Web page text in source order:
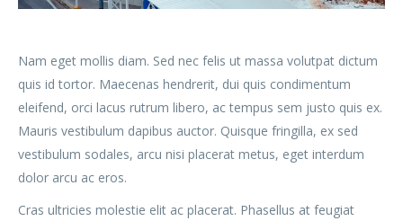
Nam eget mollis diam. Sed nec felis ut massa volutpat dictum
quis id tortor. Maecenas hendrerit, dui quis condimentum
eleifend, orci lacus rutrum libero, ac tempus sem justo quis ex.
Mauris vestibulum dapibus auctor. Quisque fringilla, ex sed
vestibulum sodales, arcu nisi placerat metus, eget interdum
dolor arcu ac eros.
Cras ultricies molestie elit ac placerat. Phasellus at feugiat